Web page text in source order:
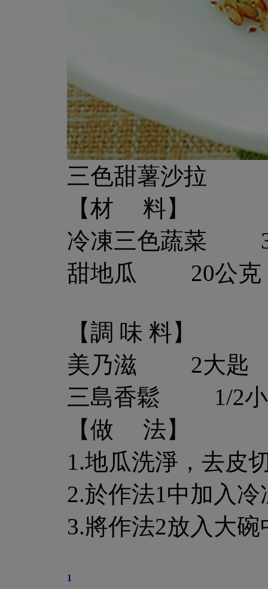
三色甜薯沙拉
【材 料】
冷凍三色蔬菜
甜地瓜 20公克
【調 味 料】
美乃滋 2大匙
三島香鬆 1/2小
【做 法】
1.地瓜洗淨，去皮
2.於作法1中加入
3.將作法2放入大
1